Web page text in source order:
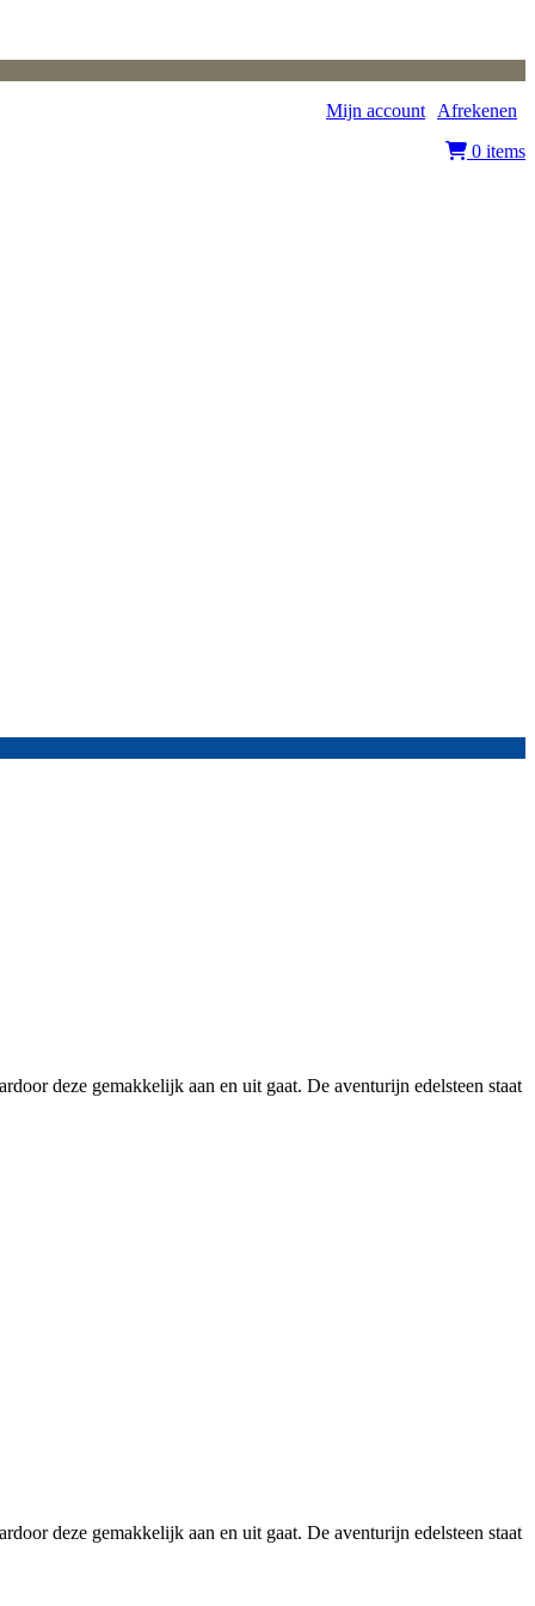
Mijn account Afrekenen
0 items
deze gemakkelijk aan en uit gaat. De aventurijn edelsteen staat
deze gemakkelijk aan en uit gaat. De aventurijn edelsteen staat